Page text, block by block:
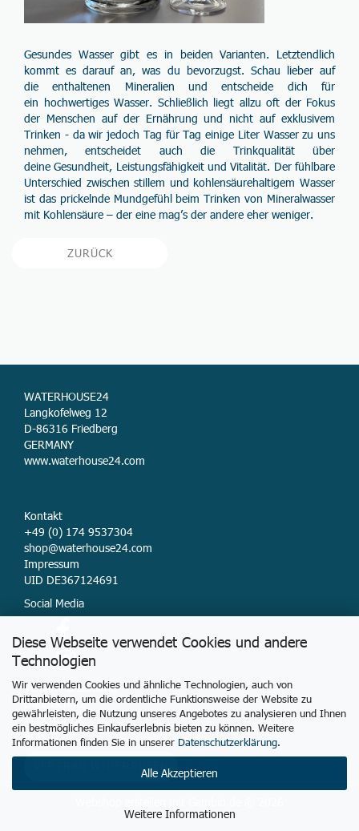
Diese Webseite verwendet Cookies und andere
Technologien
Wir verwenden Cookies und ähnliche Technologien, auch von
Drittanbietern, um die ordentliche Funktionsweise der Website zu
gewährleisten, die Nutzung unseres Angebotes zu analysieren und Ihnen
ein bestmögliches Einkaufserlebnis bieten zu können. Weitere
Informationen finden Sie in unserer Datenschutzerklärung.
Alle Akzeptieren
Weitere Informationen
Gesundes Wasser gibt es in beiden Varianten. Letztendlich
kommt es darauf an, was du bevorzugst. Schau lieber auf
dieenthaltenen Mineralien und entscheide dich für
ein hochwertiges Wasser. Schließlich liegt allzu oft der Fokus
der Menschen auf der Ernährung und nicht auf exklusivem
Trinken - da wir jedoch Tag für Tag einige Liter Wasser zu uns
nehmen, entscheidet auch die Trinkqualitätüber
deineGesundheit, LeistungsfähigkeitundVitalität. Der fühlbare
Unterschied zwischen stillem und kohlensäurehaltigem Wasser
ist das prickelnde Mundgefühl beim Trinken von Mineralwasser
mit Kohlensäure – der eine mag’s der andere eher weniger.
ZURÜCK
WATERHOUSE24
Langkofelweg 12
D-86316 Friedberg
GERMANY
www.waterhouse24.com
Kontakt
+49 (0) 174 9537304
shop@waterhouse24.com
Impressum
UID DE367124691
Social Media
Versand & Zahlung
Datenschutz
Widerruf
AGB
VERTRAG WIDERRUFEN